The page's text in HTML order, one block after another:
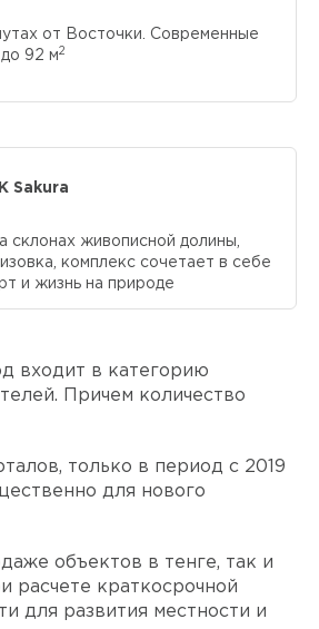
от Восточки. Современные
92 м2
Sakura
склонах живописной долины,
комплекс сочетает в себе
и жизнь на природе
входит в категорию
Причем количество
только в период с 2019
для нового
объектов в тенге, так и
расчете краткосрочной
для развития местности и